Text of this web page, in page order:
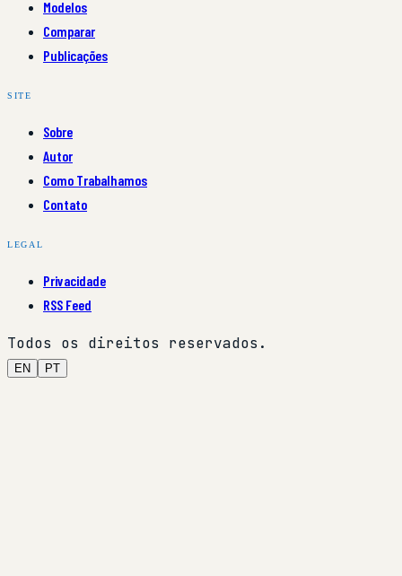
Modelos
Comparar
Publicações
SITE
Sobre
Autor
Como Trabalhamos
Contato
LEGAL
Privacidade
RSS Feed
Todos os direitos reservados.
EN PT